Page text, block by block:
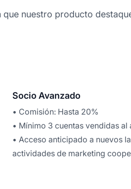
que nuestro producto
Socio Avanzado
• Comisión: Hasta 20%
• Mínimo 3 cuentas vendidas al
• Acceso anticipado a nuevos
actividades de marketing